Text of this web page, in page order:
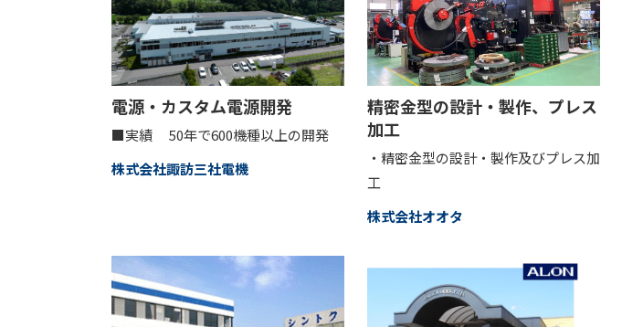
電源・カスタム電源開発
■実績 50年で600機種以上の開発
株式会社諏訪三社電機
精密金型の設計・製作、プレス
加工
・精密金型の設計・製作及びプレス加
工
株式会社オオタ